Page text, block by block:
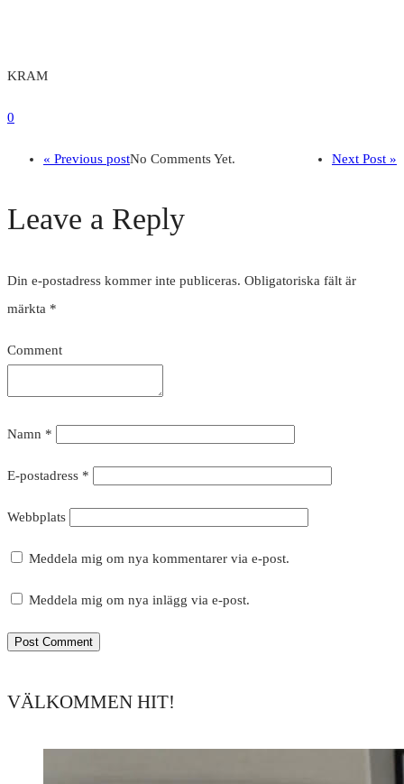
KRAM
0
« Previous post Next Post »
No Comments Yet.
Leave a Reply
Din e-postadress kommer inte publiceras. Obligatoriska fält är
märkta *
Comment
Namn *
E-postadress *
Webbplats
Meddela mig om nya kommentarer via e-post.
Meddela mig om nya inlägg via e-post.
VÄLKOMMEN HIT!